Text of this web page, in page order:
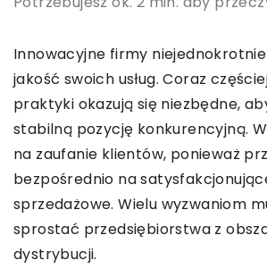
Innowacyjne firmy
jakość swoich usług. Coraz
praktyki okazują się niezbędne,
stabilną pozycję konkurencyjną.
na zaufanie klientów, ponieważ
bezpośrednio na
sprzedażowe. Wielu wyzwaniom
sprostać przedsiębiorstwa z
dystrybucji.